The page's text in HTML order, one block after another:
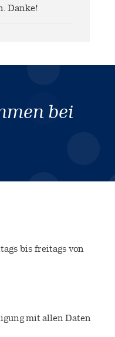
Danke!
bei
bis freitags von
mit allen Daten